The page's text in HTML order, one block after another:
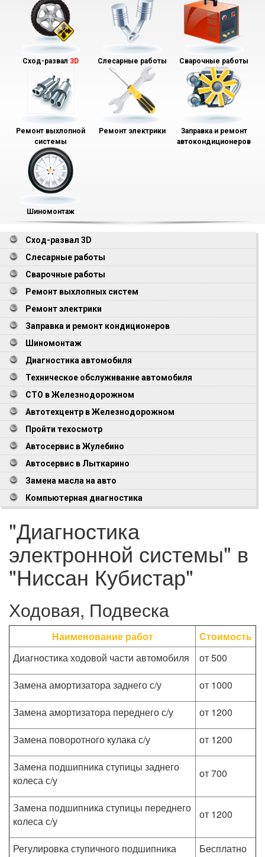
Сход-развал 3D Слесарные работы Сварочные работы
Ремонт выхлопной
системы
Ремонт электрики
Заправка и ремонт
автокондиционеров
Шиномонтаж
Сход-развал 3D
Слесарные работы
Сварочные работы
Ремонт выхлопных систем
Ремонт электрики
Заправка и ремонт кондиционеров
Шиномонтаж
Диагностика автомобиля
Техническое обслуживание автомобиля
СТО в Железнодорожном
Автотехцентр в Железнодорожном
Пройти техосмотр
Автосервис в Жулебино
Автосервис в Лыткарино
Замена масла на авто
Компьютерная диагностика
"Диагностика
электронной системы" в
"Ниссан Кубистар"
Ходовая, Подвеска
Наименование работ
Стоимость
Диагностика ходовой части автомобиля
от 500
Замена амортизатора заднего с/у
от 1000
Замена амортизатора переднего с/у
от 1200
Замена поворотного кулака с/у
от 1200
Замена подшипника ступицы заднего
колеса с/у
от 700
Замена подшипника ступицы переднего
колеса с/у
от 1200
Регулировка ступичного подшипника
Бесплатно